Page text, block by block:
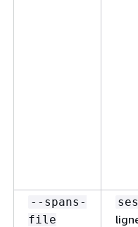
--spans-
file